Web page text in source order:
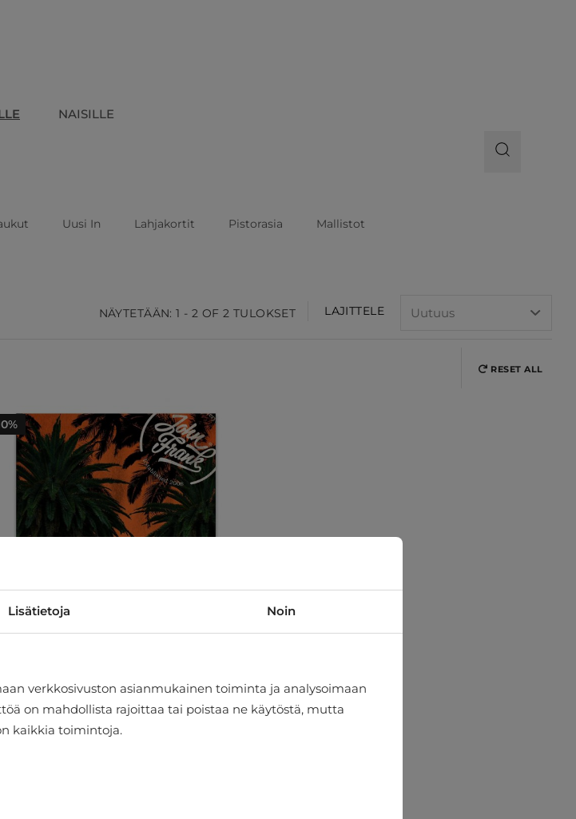
NAISILLE
Uusi In Lahjakortit Pistorasia Mallistot
NÄYTETÄÄN: 1 - 2 OF 2 TULOKSET LAJITTELE
RESET ALL
Lisätietoja Noin
verkkosivuston asianmukainen toiminta ja analysoimaan
on mahdollista rajoittaa tai poistaa ne käytöstä, mutta
kaikkia toimintoja.